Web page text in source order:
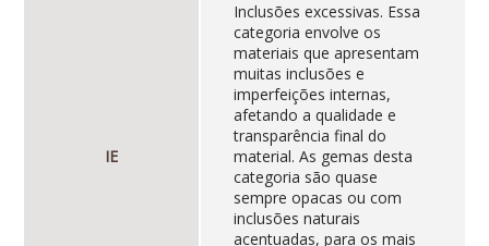
IE
Inclusões excessivas. Essa
categoria envolve os
materiais que apresentam
muitas inclusões e
imperfeições internas,
afetando a qualidade e
transparência final do
material. As gemas desta
categoria são quase
sempre opacas ou com
inclusões naturais
acentuadas, para os mais